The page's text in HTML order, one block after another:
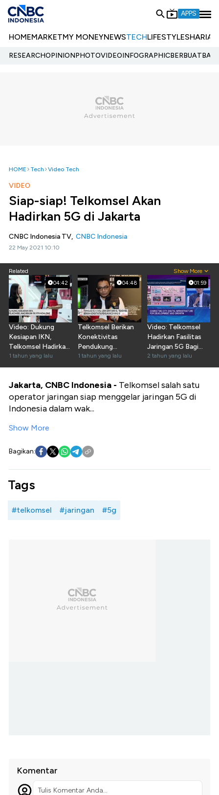
APPS
HOMEMARKETMY MONEYNEWSTECHLIFESTYLESHARIA
RESEARCHOPINIONPHOTOVIDEOINFOGRAPHIC
HOME Tech Video Tech
VIDEO
Siap-siap! Telkomsel Akan
Hadirkan 5G di Jakarta
CNBC Indonesia TV, CNBC Indonesia
22 May 2021 10:10
Related Show More
04:42
Video: Dukung
Kesiapan IKN,
Telkomsel Hadirkan
5G Standalone
1 tahun yang lalu
04:48
Telkomsel Berikan
Konektivitas
Pendukung
Teknologi 5G di IKN
& RI
1 tahun yang lalu
01:59
Video: Telkomsel
Hadirkan Fasilitas
Jaringan 5G Bagi
Nelayan
2 tahun yang lalu
Jakarta, CNBC Indonesia - Telkomsel salah satu
operator jaringan siap menggelar jaringan 5G di
Indonesia dalam wak...
Show More
Bagikan:
Tags
#telkomsel #jaringan #5g
Komentar
Tulis Komentar Anda...